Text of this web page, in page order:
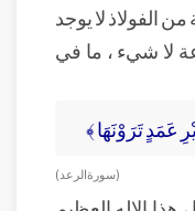
الفولاذ لا يوجد
لا شيء ، ما في
عَمَدٍ تَرَوْنَهَا ﴾
(سورة الرعد)